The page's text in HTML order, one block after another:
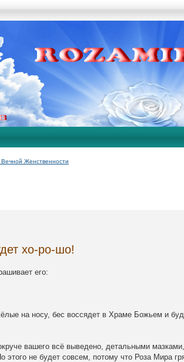
Женственности
хо-ро-шо!
его:
на носу, бес воссядет в Храме Божьем и
вашего всё выведено, детальными
этого не будет совсем, потому что Роза Мира